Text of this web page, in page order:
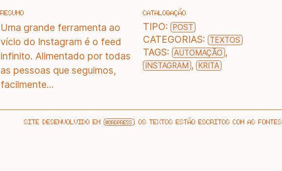
RESUMO
Uma grande ferramenta ao
vício do Instagram é o feed
infinito. Alimentado por todas
as pessoas que seguimos,
facilmente...
CATALOGAÇÃO
TIPO: POST
CATEGORIAS: TEXTOS
TAGS: AUTOMAÇÃO ,
INSTAGRAM , KRITA
SITE DESENVOLVIDO EM WORDPRESS . OS TEXTOS ESTÃO ESCRITOS COM AS FONTES